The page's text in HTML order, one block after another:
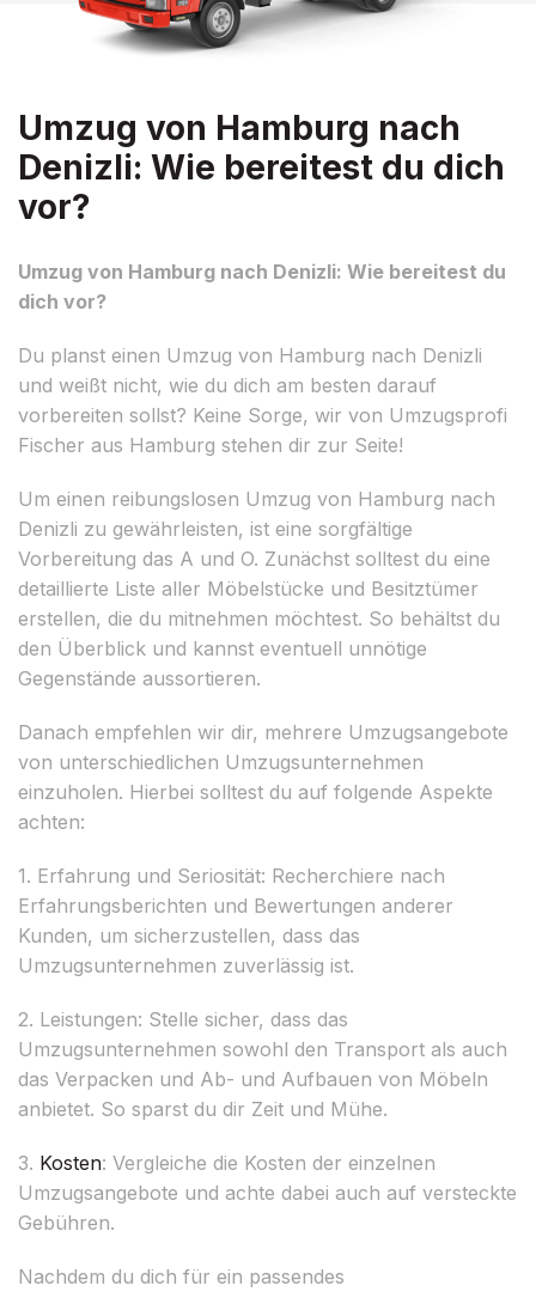
Umzug von Hamburg nach
Denizli: Wie bereitest du dich
vor?
Umzug von Hamburg nach Denizli: Wie bereitest du
dich vor?
Du planst einen Umzug von Hamburg nach Denizli
und weißt nicht, wie du dich am besten darauf
vorbereiten sollst? Keine Sorge, wir von Umzugsprofi
Fischer aus Hamburg stehen dir zur Seite!
Um einen reibungslosen Umzug von Hamburg nach
Denizli zu gewährleisten, ist eine sorgfältige
Vorbereitung das A und O. Zunächst solltest du eine
detaillierte Liste aller Möbelstücke und Besitztümer
erstellen, die du mitnehmen möchtest. So behältst du
den Überblick und kannst eventuell unnötige
Gegenstände aussortieren.
Danach empfehlen wir dir, mehrere Umzugsangebote
von unterschiedlichen Umzugsunternehmen
einzuholen. Hierbei solltest du auf folgende Aspekte
achten:
1. Erfahrung und Seriosität: Recherchiere nach
Erfahrungsberichten und Bewertungen anderer
Kunden, um sicherzustellen, dass das
Umzugsunternehmen zuverlässig ist.
2. Leistungen: Stelle sicher, dass das
Umzugsunternehmen sowohl den Transport als auch
das Verpacken und Ab- und Aufbauen von Möbeln
anbietet. So sparst du dir Zeit und Mühe.
3. Kosten: Vergleiche die Kosten der einzelnen
Umzugsangebote und achte dabei auch auf versteckte
Gebühren.
Nachdem du dich für ein passendes